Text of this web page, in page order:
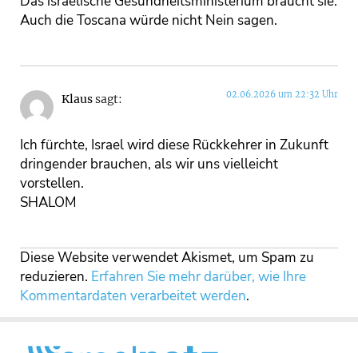
Auch die Toscana würde nicht Nein sagen.
Klaussagt: 02.06.2026 um 22:32 Uhr
Ich fürchte, Israel wird diese Rückkehrer in Zukunft
dringender brauchen, als wir uns vielleicht
vorstellen.
SHALOM
Diese Website verwendet Akismet, um Spam zu
reduzieren. Erfahren Sie mehr darüber, wie Ihre
Kommentardaten verarbeitet werden.